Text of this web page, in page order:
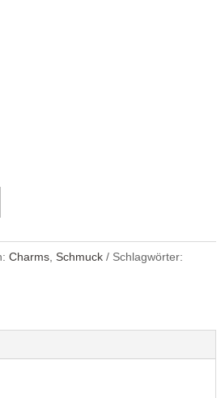
Charms, Schmuck
Schlagwörter: